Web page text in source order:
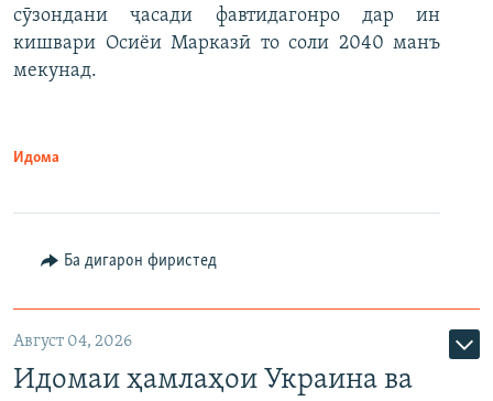
сӯзондани ҷасади фавтидагонро дар ин
кишвари Осиёи Марказӣ то соли 2040 манъ
мекунад.
Идома
Ба дигарон фиристед
Август 04, 2026
Идомаи ҳамлаҳои Украина ва